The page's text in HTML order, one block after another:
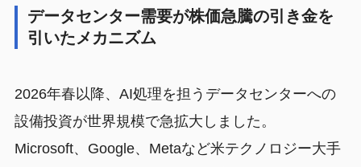
データセンター需要が株価急騰の引き金を
引いたメカニズム
2026年春以降、AI処理を担うデータセンターへの
設備投資が世界規模で急拡大しました。
Microsoft、Google、Metaなど米テクノロジー大手